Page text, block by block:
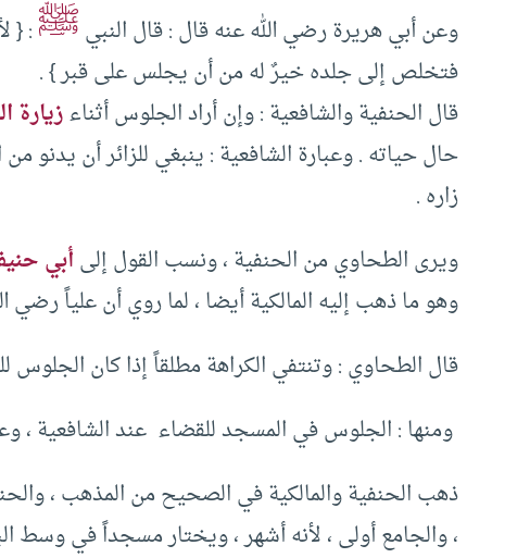
‏وعن أبي هريرة رضي الله عنه قال ‏:‏ قال النبيﷺ‏:‏ ‏{‏
فتخلص إلى جلده خيرٌ له من أن يجلس على قبر ‏}‏ ‏.‏ ‏
‏قال الحنفية والشافعية ‏:‏ وإن أراد الجلوس أثناءزيارة
حال حياته ‏.‏ وعبارة الشافعية ‏:‏ ينبغي للزائر أن يدنو
زاره ‏.‏ ‏
‏ويرى الطحاوي من الحنفية ‏،‏ ونسب القول إلىأبي
وهو ما ذهب إليه المالكية أيضا ‏،‏ لما روي أن علياً رضي
‏قال الطحاوي ‏:‏ وتنتفي الكراهة مطلقاً إذا كان الجلوس
ومنها : الجلوس في المسجد للقضاء ‏ عند الشافعية ،
‏ذهب الحنفية والمالكية في الصحيح من المذهب ‏،‏
‏،‏ والجامع أولى ‏،‏ لأنه أشهر ‏،‏ ويختار مسجداً في وسط